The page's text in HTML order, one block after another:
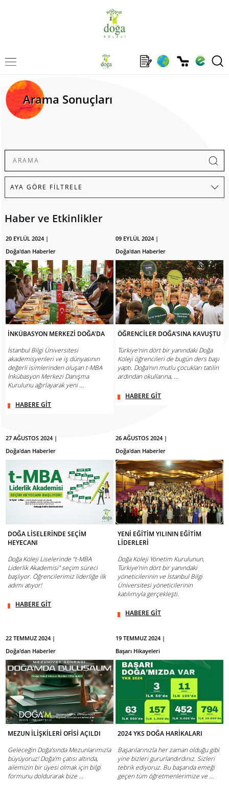
Arama Sonuçları
Haber ve Etkinlikler
20 EYLÜL 2024 |
Doğa'dan Haberler
İNKÜBASYON MERKEZİ DOĞA'DA
İstanbul Bilgi Üniversitesi
akademisyenleri ve iş dünyasının
değerli isimlerinden oluşan t-MBA
İnkübasyon Merkezi Danışma
Kurulunu ağırlayarak yeni ...
HABERE GİT
09 EYLÜL 2024 |
Doğa'dan Haberler
ÖĞRENCİLER DOĞA'SINA KAVUŞTU
Türkiye'nin dört bir yanındaki Doğa
Koleji öğrencileri de bugün ders başı
yaptı. Doğa'nın mutlu çocukları tatilin
ardından okullarına, ...
HABERE GİT
27 AĞUSTOS 2024 |
Doğa'dan Haberler
DOĞA LİSELERİNDE SEÇİM
HEYECANI
Doğa Koleji Liselerinde “t-MBA
Liderlik Akademisi" seçim süreci
başlıyor. Öğrencilerimiz liderliğe ilk
adımı atıyor!
HABERE GİT
26 AĞUSTOS 2024 |
Doğa'dan Haberler
YENİ EĞİTİM YILININ EĞİTİM
LİDERLERİ
Doğa Koleji Yönetim Kurulunun,
Türkiye’nin dört bir yanındaki
yöneticilerinin ve İstanbul Bilgi
Üniversitesi yöneticilerinin
katılımıyla gerçekleşti.
HABERE GİT
22 TEMMUZ 2024 |
Doğa'dan Haberler
MEZUN İLİŞKİLERİ OFİSİ AÇILDI
Geleceğin Doğa’sında Mezunlarımızla
büyüyoruz! Doğa'm çatısı altında,
ailemizin bir üyesi olmak için bilgi
formunu doldurarak bize ...
19 TEMMUZ 2024 |
Başarı Hikayeleri
2024 YKS DOĞA HARİKALARI
Başarılarınızla her zaman olduğu gibi
yine bizleri gururlandırdınız. Sizleri
tebrik ediyoruz. Bu başarıda emeği
geçen tüm öğretmenlerimize ve ...